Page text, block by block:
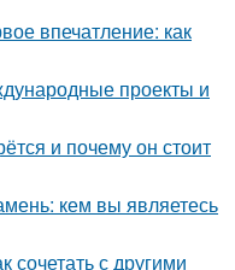
впечатление: как
проекты и
и почему он стоит
кем вы являетесь
с другими